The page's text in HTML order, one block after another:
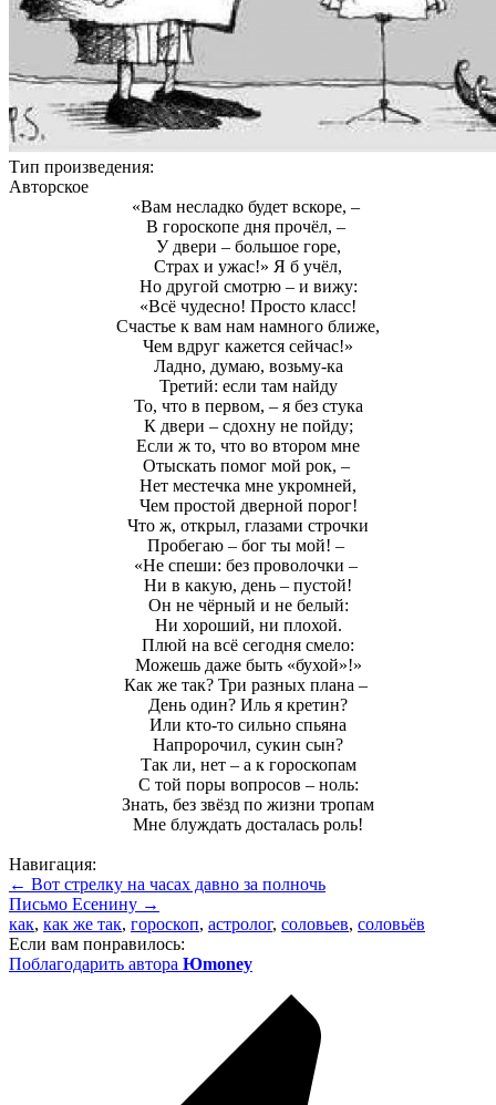
Тип произведения:
Авторское
«Вам несладко будет вскоре, –
В гороскопе дня прочёл, –
У двери – большое горе,
Страх и ужас!» Я б учёл,
Но другой смотрю – и вижу:
«Всё чудесно! Просто класс!
Счастье к вам нам намного ближе,
Чем вдруг кажется сейчас!»
Ладно, думаю, возьму-ка
Третий: если там найду
То, что в первом, – я без стука
К двери – сдохну не пойду;
Если ж то, что во втором мне
Отыскать помог мой рок, –
Нет местечка мне укромней,
Чем простой дверной порог!
Что ж, открыл, глазами строчки
Пробегаю – бог ты мой! –
«Не спеши: без проволочки –
Ни в какую, день – пустой!
Он не чёрный и не белый:
Ни хороший, ни плохой.
Плюй на всё сегодня смело:
Можешь даже быть «бухой»!»
Как же так? Три разных плана –
День один? Иль я кретин?
Или кто-то сильно спьяна
Напророчил, сукин сын?
Так ли, нет – а к гороскопам
С той поры вопросов – ноль:
Знать, без звёзд по жизни тропам
Мне блуждать досталась роль!
Навигация:
← Вот стрелку на часах давно за полночь
Письмо Есенину →
как, как же так, гороскоп, астролог, соловьев, соловьёв
Если вам понравилось:
Поблагодарить автора Юmoney